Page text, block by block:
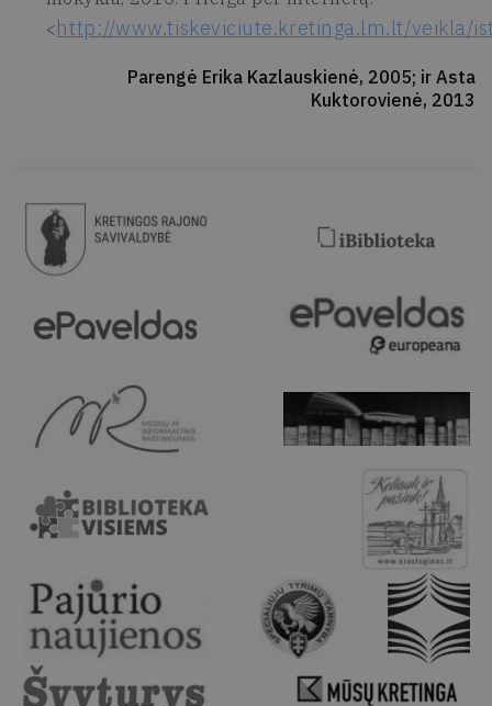
<http://www.tiskeviciute.kretinga.lm.lt/veikla/
Parengė Erika Kazlauskienė, 2005; ir Asta
Kuktorovienė, 2013